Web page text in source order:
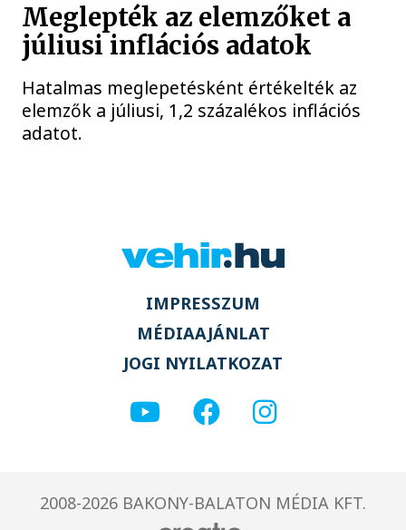
Meglepték az elemzőket a
júliusi inflációs adatok
Hatalmas meglepetésként értékelték az
elemzők a júliusi, 1,2 százalékos inflációs
adatot.
IMPRESSZUM
MÉDIAAJÁNLAT
JOGI NYILATKOZAT
2008-2026 BAKONY-BALATON MÉDIA KFT.